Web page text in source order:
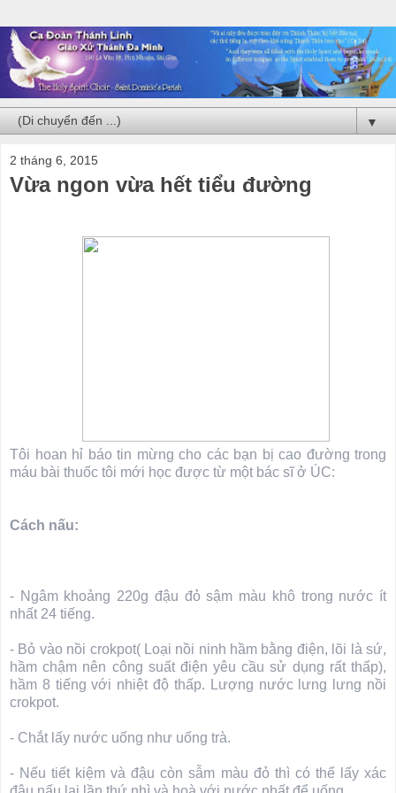
▼
2 tháng 6, 2015
Vừa ngon vừa hết tiểu đường
Tôi hoan hỉ báo tin mừng cho các bạn bị cao đường trong
máu bài thuốc tôi mới học được từ một bác sĩ ở ÚC:
Cách nấu:
- Ngâm khoảng 220g đậu đỏ sậm màu khô trong nước ít
nhất 24 tiếng.
- Bỏ vào nồi crokpot( Loại nồi ninh hầm bằng điện, lõi là sứ,
hầm chậm nên công suất điện yêu cầu sử dụng rất thấp),
hầm 8 tiếng với nhiệt độ thấp. Lượng nước lưng lưng nồi
crokpot.
- Chắt lấy nước uống như uống trà.
- Nếu tiết kiệm và đậu còn sẫm màu đỏ thì có thể lấy xác